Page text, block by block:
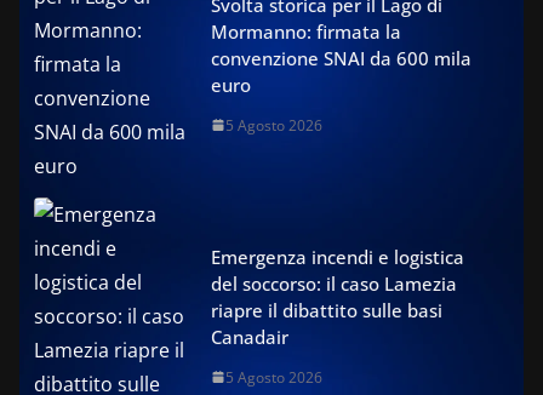
Mormanno: firmata la
convenzione SNAI da 600 mila
euro
5 Agosto 2026
Emergenza incendi e logistica
del soccorso: il caso Lamezia
riapre il dibattito sulle basi
Canadair
5 Agosto 2026